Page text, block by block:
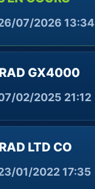
07/2026 13:34
GX4000
02/2025 21:12
LTD CO
01/2022 17:35